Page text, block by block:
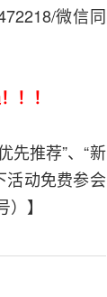
微信同
！！
先推荐”、“新
活动免费参会
】